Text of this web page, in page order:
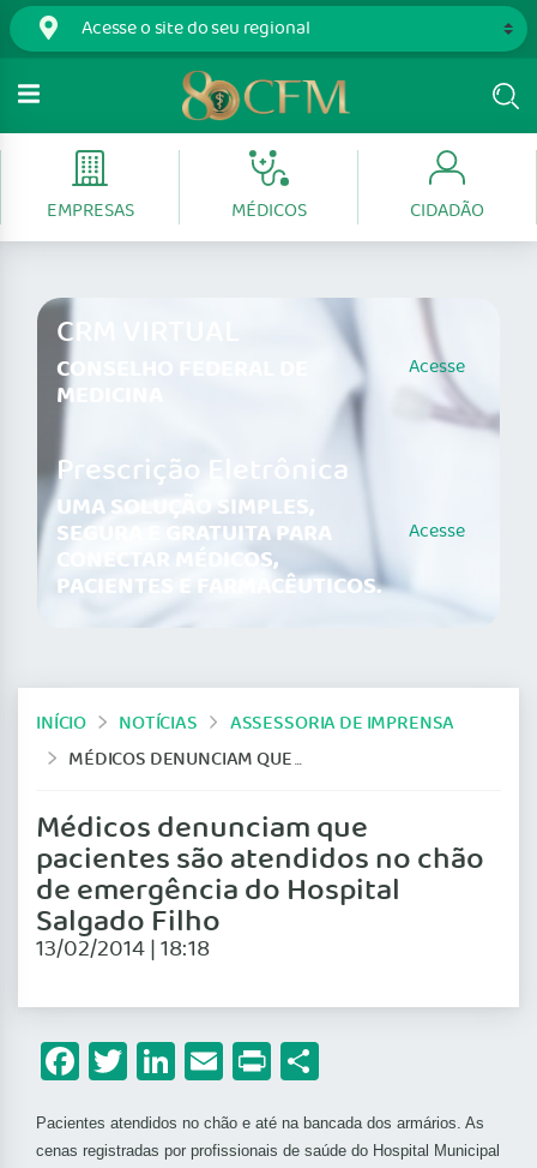
EMPRESAS MÉDICOS CIDADÃO
CRM VIRTUAL
CONSELHO FEDERAL DE
MEDICINA
Acesse
Prescrição Eletrônica
UMA SOLUÇÃO SIMPLES,
SEGURA E GRATUITA PARA
CONECTAR MÉDICOS,
PACIENTES E FARMACÊUTICOS.
Acesse
INÍCIO NOTÍCIAS
ASSESSORIA DE IMPRENSA
MÉDICOS DENUNCIAM QUE PACIENTES SÃO ATENDIDOS NO CHÃO DE EMERGÊNCIA DO HOSPITAL SALGADO FILHO
Médicos denunciam que
pacientes são atendidos no chão
de emergência do Hospital
Salgado Filho
13/02/2014 | 18:18
Facebook
Twitter
LinkedIn
Email
Print
Pacientes atendidos no chão e até na bancada dos armários. As
cenas registradas por profissionais de saúde do Hospital Municipal